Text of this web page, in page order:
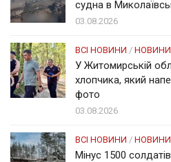
судна в
03.08.2026
ВСІ НОВИНИ / НОВИНИ
У Житомирській
хлопчика, який
фото
03.08.2026
ВСІ НОВИНИ / НОВИНИ
Мінус 1500